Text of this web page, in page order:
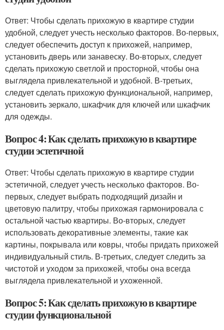
Ответ: Чтобы сделать прихожую в квартире студии
удобной, следует учесть несколько факторов. Во-первых,
следует обеспечить доступ к прихожей, например,
установить дверь или занавеску. Во-вторых, следует
сделать прихожую светлой и просторной, чтобы она
выглядела привлекательной и удобной. В-третьих,
следует сделать прихожую функциональной, например,
установить зеркало, шкафчик для ключей или шкафчик
для одежды.
Вопрос 4: Как сделать прихожую в квартире
студии эстетичной
Ответ: Чтобы сделать прихожую в квартире студии
эстетичной, следует учесть несколько факторов. Во-
первых, следует выбрать подходящий дизайн и
цветовую палитру, чтобы прихожая гармонировала с
остальной частью квартиры. Во-вторых, следует
использовать декоративные элементы, такие как
картины, покрывала или ковры, чтобы придать прихожей
индивидуальный стиль. В-третьих, следует следить за
чистотой и уходом за прихожей, чтобы она всегда
выглядела привлекательной и ухоженной.
Вопрос 5: Как сделать прихожую в квартире
студии функциональной